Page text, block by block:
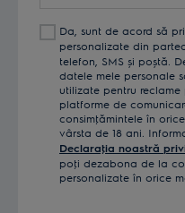
Da, sunt de acord să
personalizate din
telefon, SMS și poștă.
datele mele personale
utilizate pentru
platforme de
consimţămintele în
vârsta de 18 ani.
Declaraţia noastră
poţi dezabona de la
personalizate în orice